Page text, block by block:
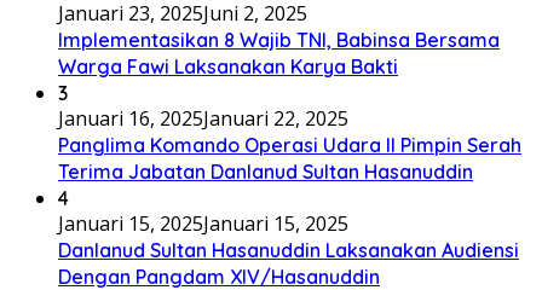
Januari 23, 2025Juni 2, 2025
Implementasikan 8 Wajib TNI, Babinsa Bersama
Warga Fawi Laksanakan Karya Bakti
3
Januari 16, 2025Januari 22, 2025
Panglima Komando Operasi Udara II Pimpin Serah
Terima Jabatan Danlanud Sultan Hasanuddin
4
Januari 15, 2025Januari 15, 2025
Danlanud Sultan Hasanuddin Laksanakan Audiensi
Dengan Pangdam XIV/Hasanuddin